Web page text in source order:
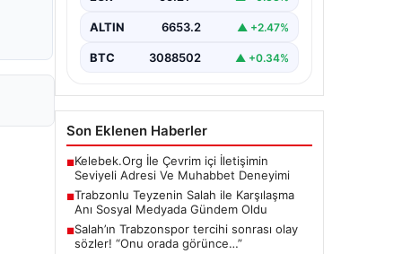
ALTIN 6653.2 ▲ +2.47%
BTC 3088502 ▲ +0.34%
Son Eklenen Haberler
■Kelebek.Org İle Çevrim içi İletişimin
Seviyeli Adresi Ve Muhabbet Deneyimi
■Trabzonlu Teyzenin Salah ile Karşılaşma
Anı Sosyal Medyada Gündem Oldu
■Salah’ın Trabzonspor tercihi sonrası olay
sözler! “Onu orada görünce…”